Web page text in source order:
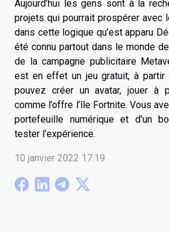
Aujourd’hui les gens sont à la
projets qui pourrait prospérer avec
dans cette logique qu’est apparu
été connu partout dans le monde
de la campagne publicitaire
est en effet un jeu gratuit, à partir
pouvez créer un avatar, jouer à
comme l’offre l’île Fortnite. Vous
portefeuille numérique et d’un
tester l’expérience.
10 janvier 2022 17:19